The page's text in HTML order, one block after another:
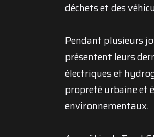
déchets et des
Pendant plusieurs
présentent leurs
électriques et
propreté urbaine et
environnementaux.